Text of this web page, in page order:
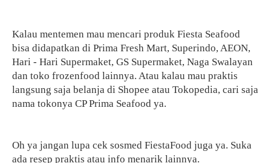
Kalau mentemen mau mencari produk Fiesta Seafood
bisa didapatkan di Prima Fresh Mart, Superindo, AEON,
Hari - Hari Supermaket, GS Supermaket, Naga Swalayan
dan toko frozenfood lainnya. Atau kalau mau praktis
langsung saja belanja di Shopee atau Tokopedia, cari saja
nama tokonya CP Prima Seafood ya.
Oh ya jangan lupa cek sosmed FiestaFood juga ya. Suka
ada resep praktis atau info menarik lainnya.